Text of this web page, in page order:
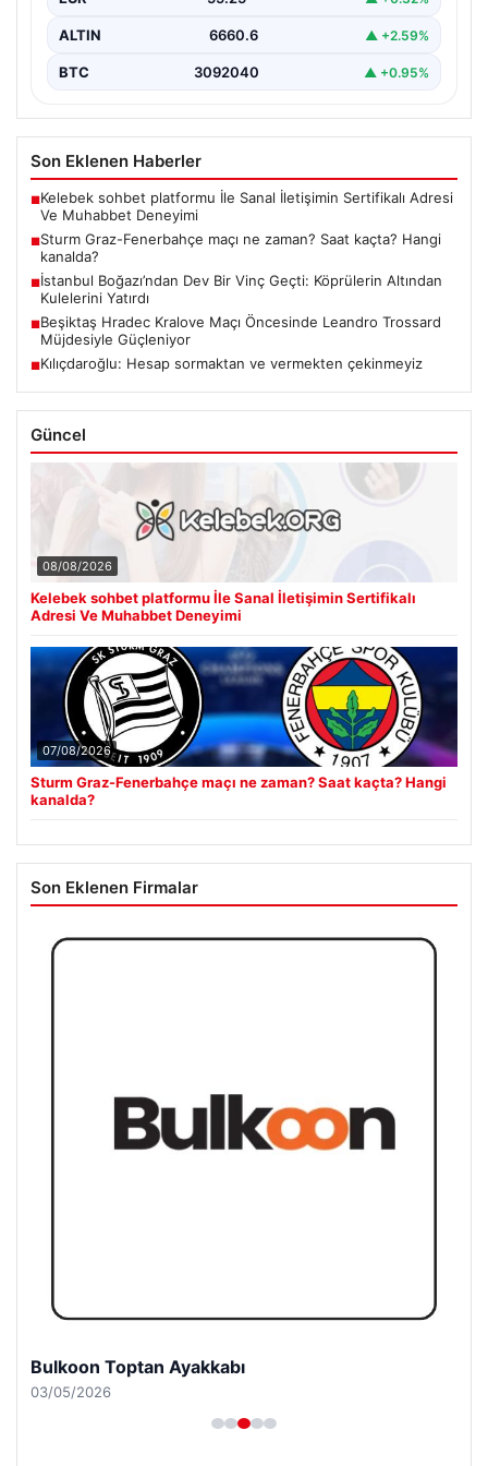
ALTIN 6660.6 ▲ +2.59%
BTC 3092040 ▲ +0.95%
Son Eklenen Haberler
■Kelebek sohbet platformu İle Sanal İletişimin Sertifikalı Adresi
Ve Muhabbet Deneyimi
■Sturm Graz-Fenerbahçe maçı ne zaman? Saat kaçta? Hangi
kanalda?
■İstanbul Boğazı’ndan Dev Bir Vinç Geçti: Köprülerin Altından
Kulelerini Yatırdı
■Beşiktaş Hradec Kralove Maçı Öncesinde Leandro Trossard
Müjdesiyle Güçleniyor
■Kılıçdaroğlu: Hesap sormaktan ve vermekten çekinmeyiz
Güncel
08/08/2026
Kelebek sohbet platformu İle Sanal İletişimin Sertifikalı
Adresi Ve Muhabbet Deneyimi
07/08/2026
Sturm Graz-Fenerbahçe maçı ne zaman? Saat kaçta? Hangi
kanalda?
Son Eklenen Firmalar
Bulkoon Toptan Ayakkabı
03/05/2026